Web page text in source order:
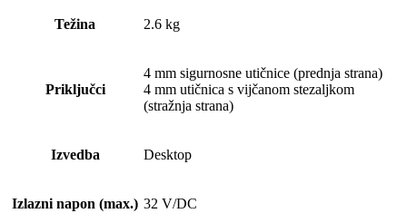
Težina 2.6 kg
Priključci
4 mm sigurnosne utičnice (prednja strana)
4 mm utičnica s vijčanom stezaljkom
(stražnja strana)
Izvedba Desktop
Izlazni napon (max.) 32 V/DC